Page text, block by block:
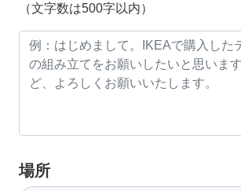
（文字数は500字以内）
場所